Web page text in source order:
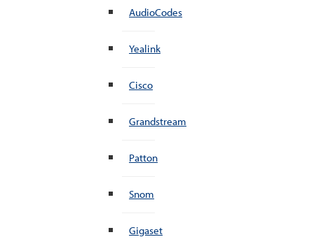
AudioCodes
Yealink
Cisco
Grandstream
Patton
Snom
Gigaset